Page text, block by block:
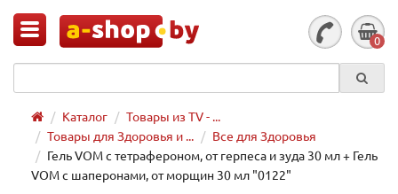
0
Каталог
Товары из TV - ...
Товары для Здоровья и ...
Все для Здоровья
Гель VOM с тетрафероном, от герпеса и зуда 30 мл + Гель
VОМ с шаперонами, от морщин 30 мл "0122"